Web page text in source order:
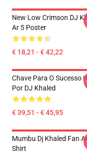
New Low Crimson DJ
Ar 5 Poster
€ 18,21 - € 42,22
Chave Para O Sucesso
Por DJ Khaled
€ 39,51 - € 45,95
Mumbu Dj Khaled Fan
Shirt